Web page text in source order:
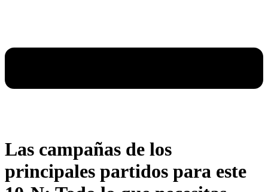
Las campañas de los
principales partidos para este